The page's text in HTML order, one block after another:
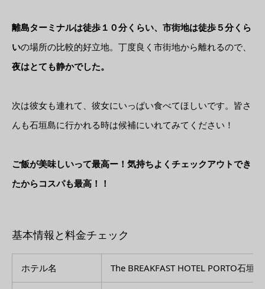
離島ターミナルは徒歩１０分くらい、市街地は徒歩５分くら
いの場所の比較的好立地。丁度良く市街地から離れるので、
夜はとても静かでした。
次は彼女も連れて、彼女にいっぱい食べてほしいです。皆さ
んも石垣島に行かれる時は候補にいれてみてください！
ご飯が美味しいって最高ー！気持ちよくチェックアウトでき
たからコスパも最高！！
基本情報と料金チェック
ホテル名 The BREAKFAST HOTEL PORTO石垣島